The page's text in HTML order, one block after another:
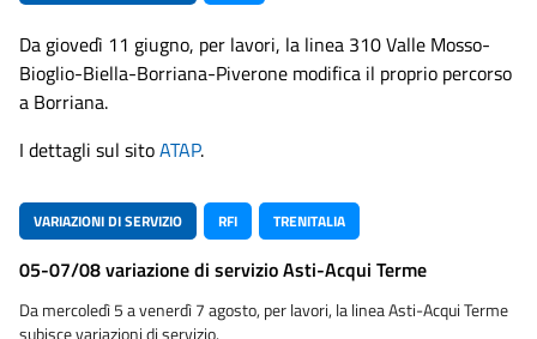
Da giovedì 11 giugno, per lavori, la linea 310 Valle Mosso-
Bioglio-Biella-Borriana-Piverone modifica il proprio percorso
a Borriana.
I dettagli sul sitoATAP.
VARIAZIONI DI SERVIZIO RFI TRENITALIA
05-07/08 variazione di servizio Asti-Acqui Terme
Da mercoledì 5 a venerdì 7 agosto, per lavori, la linea Asti-Acqui Terme
subisce variazioni di servizio.